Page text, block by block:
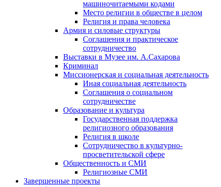
машиночитаемыми кодами
Место религии в обществе в целом
Религия и права человека
Армия и силовые структуры
Соглашения и практическое
сотрудничество
Выставки в Музее им. А.Сахарова
Криминал
Миссионерская и социальная деятельность
Иная социальная деятельность
Соглашения о социальном
сотрудничестве
Образование и культура
Государственная поддержка
религиозного образования
Религия в школе
Сотрудничество в культурно-
просветительской сфере
Общественность и СМИ
Религиозные СМИ
Завершенные проекты